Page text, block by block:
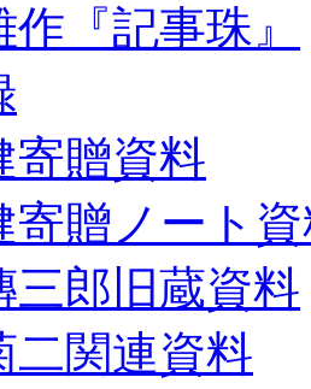
『記事珠』
寄贈資料
寄贈ノート
三郎旧蔵資料
二関連資料